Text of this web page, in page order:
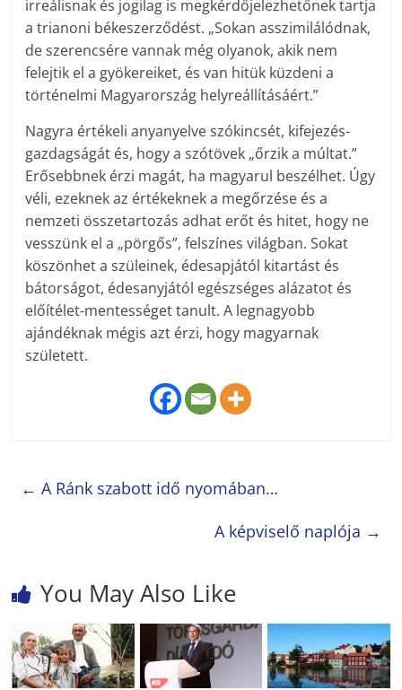
irreálisnak és jogilag is megkérdőjelezhetőnek tartja
a trianoni békeszerződést. „Sokan asszimilálódnak,
de szerencsére vannak még olyanok, akik nem
felejtik el a gyökereiket, és van hitük küzdeni a
történelmi Magyarország helyreállításáért.”
Nagyra értékeli anyanyelve szókincsét, kifejezés-
gazdagságát és, hogy a szótövek „őrzik a múltat.”
Erősebbnek érzi magát, ha magyarul beszélhet. Úgy
véli, ezeknek az értékeknek a megőrzése és a
nemzeti összetartozás adhat erőt és hitet, hogy ne
vesszünk el a „pörgős”, felszínes világban. Sokat
köszönhet a szüleinek, édesapjától kitartást és
bátorságot, édesanyjától egészséges alázatot és
előítélet-mentességet tanult. A legnagyobb
ajándéknak mégis azt érzi, hogy magyarnak
született.
← A Ránk szabott idő nyomában…
A képviselő naplója →
You May Also Like